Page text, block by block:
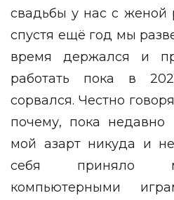
свадьбы у нас с женой
спустя ещё год мы
время держался и
работать пока в
сорвался. Честно
почему, пока недавно
мой азарт никуда и
себя приняло
компьютерными